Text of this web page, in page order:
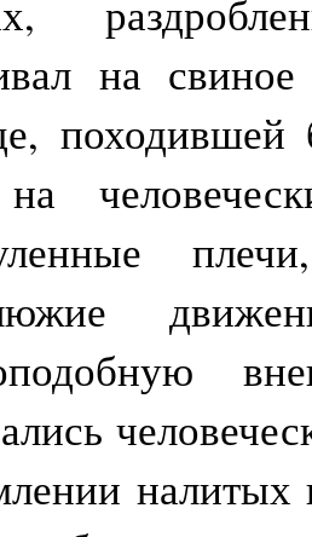
на
налитых